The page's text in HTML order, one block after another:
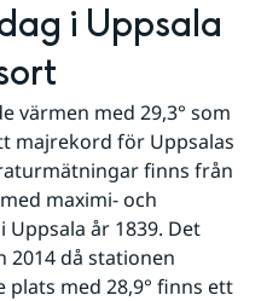
i Uppsala
värmen med 29,3° som
majrekord för Uppsalas
finns från
maximi- och
år 1839. Det
då stationen
plats med 28,9° finns ett